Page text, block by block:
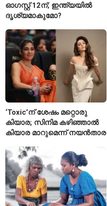
ഓഗസ്റ്റ് 12ന്; ഇന്ത്യയിൽ
ദൃശ്യമാകുമോ?
‘Toxic’ന് ശേഷം മറ്റൊരു
കിയാര; സിനിമ കഴിഞ്ഞാൽ
കിയാര മാറുമെന്ന് നയൻതാര